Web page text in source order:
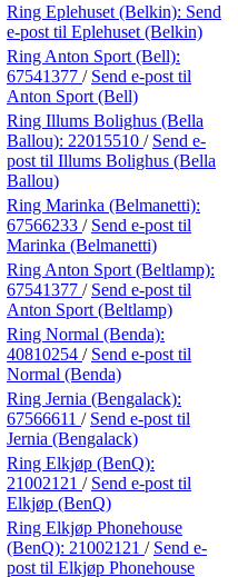
Ring Eplehuset (Belkin): Send
e-post til Eplehuset (Belkin)
Ring Anton Sport (Bell):
67541377 / Send e-post til
Anton Sport (Bell)
Ring Illums Bolighus (Bella
Ballou): 22015510 / Send e-
post til Illums Bolighus (Bella
Ballou)
Ring Marinka (Belmanetti):
67566233 / Send e-post til
Marinka (Belmanetti)
Ring Anton Sport (Beltlamp):
67541377 / Send e-post til
Anton Sport (Beltlamp)
Ring Normal (Benda):
40810254 / Send e-post til
Normal (Benda)
Ring Jernia (Bengalack):
67566611 / Send e-post til
Jernia (Bengalack)
Ring Elkjøp (BenQ):
21002121 / Send e-post til
Elkjøp (BenQ)
Ring Elkjøp Phonehouse
(BenQ): 21002121 / Send e-
post til Elkjøp Phonehouse